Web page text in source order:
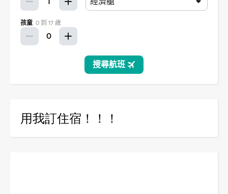
用我訂住宿！！！